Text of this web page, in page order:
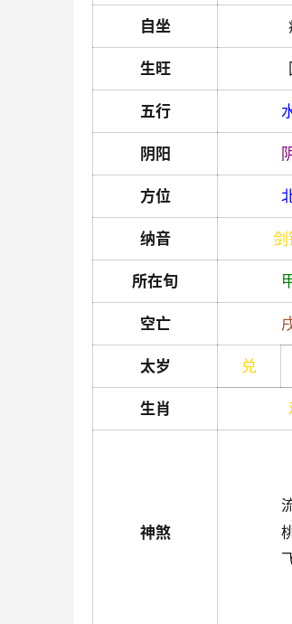
自坐
生旺
五行
阴阳
方位
纳音 剑
所在旬
空亡
太岁 兑
生肖
神煞